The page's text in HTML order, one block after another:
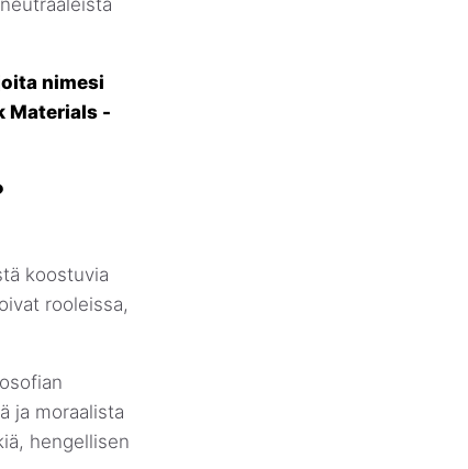
nimesi
Materials -
koostuvia
rooleissa,
ja moraalista
hengellisen